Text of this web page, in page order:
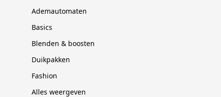
Ademautomaten
Basics
Blenden & boosten
Duikpakken
Fashion
Alles weergeven